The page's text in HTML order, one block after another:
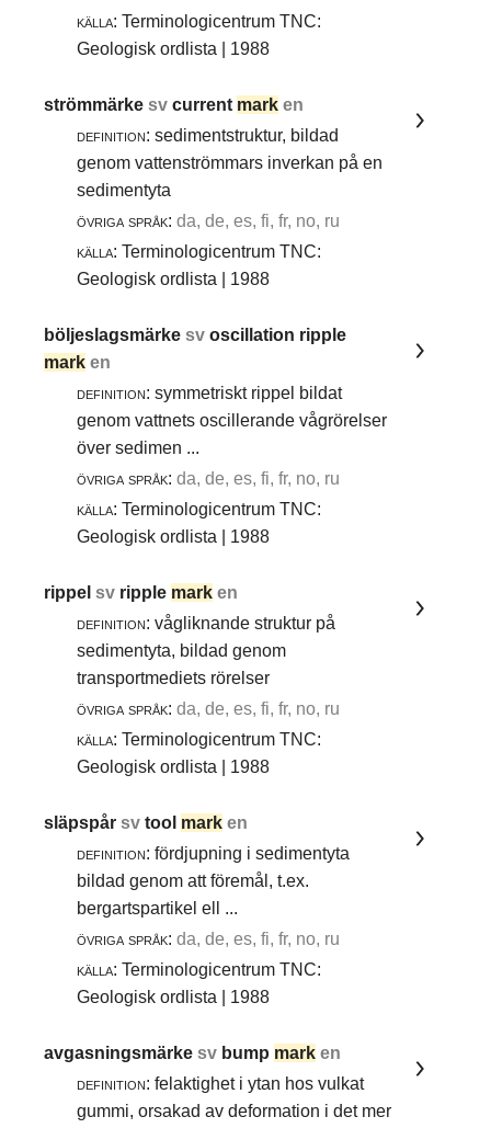
källa: Terminologicentrum TNC:
Geologisk ordlista | 1988
strömmärkesvcurrent mark en
definition: sedimentstruktur, bildad
genom vattenströmmars inverkan på en
sedimentyta
övriga språk: da, de, es, fi, fr, no, ru
källa: Terminologicentrum TNC:
Geologisk ordlista | 1988
böljeslagsmärkesvoscillation ripple
mark en
definition: symmetriskt rippel bildat
genom vattnets oscillerande vågrörelser
över sedimen ...
övriga språk: da, de, es, fi, fr, no, ru
källa: Terminologicentrum TNC:
Geologisk ordlista | 1988
rippelsv ripple mark en
definition: vågliknande struktur på
sedimentyta, bildad genom
transportmediets rörelser
övriga språk: da, de, es, fi, fr, no, ru
källa: Terminologicentrum TNC:
Geologisk ordlista | 1988
släpspårsvtool mark en
definition: fördjupning i sedimentyta
bildad genom att föremål, t.ex.
bergartspartikel ell ...
övriga språk: da, de, es, fi, fr, no, ru
källa: Terminologicentrum TNC:
Geologisk ordlista | 1988
avgasningsmärkesv bump mark en
definition: felaktighet i ytan hos vulkat
gummi, orsakad av deformation i det mer